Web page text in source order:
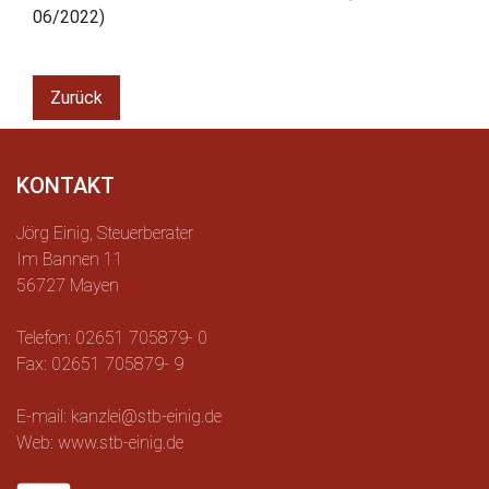
06/2022)
Zurück
KONTAKT
Jörg Einig, Steuerberater
Im Bannen 11
56727 Mayen
Telefon: 02651 705879- 0
Fax: 02651 705879- 9
E-mail: kanzlei@stb-einig.de
Web: www.stb-einig.de